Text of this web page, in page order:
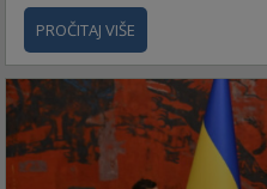
PROČITAJ VIŠE